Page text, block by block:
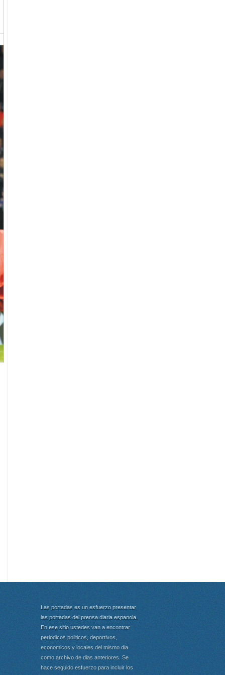
Las portadas es un esfuerzo presentar
las portadas del prensa diaria espanola.
En ese sitio ustedes van a encontrar
periodicos politicos, deportivos,
economicos y locales del mismo dia
como archivo de dias anteriores. Se
hace seguido esfuerzo para incluir los